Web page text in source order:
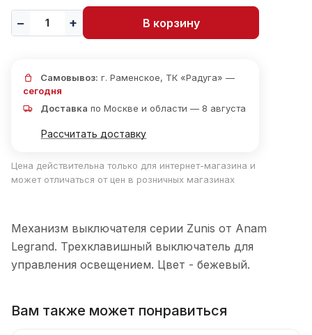
В корзину
Самовывоз: г. Раменское, ТК «Радуга» —
сегодня
Доставка по Москве и области — 8 августа
Рассчитать доставку
Цена действительна только для интернет-магазина и
может отличаться от цен в розничных магазинах
Механизм выключателя серии Zunis от Anam
Legrand. Трехклавишный выключатель для
управления освещением. Цвет - бежевый.
Вам также может понравиться